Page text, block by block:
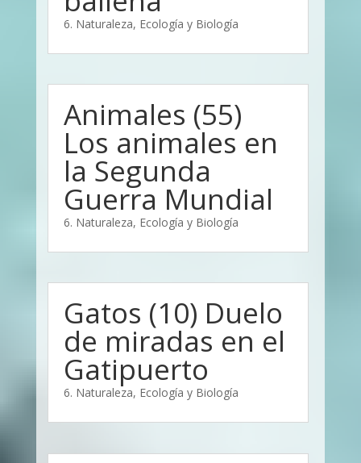
6. Naturaleza, Ecología y Biología
Animales (55)
Los animales en
la Segunda
Guerra Mundial
6. Naturaleza, Ecología y Biología
Gatos (10) Duelo
de miradas en el
Gatipuerto
6. Naturaleza, Ecología y Biología